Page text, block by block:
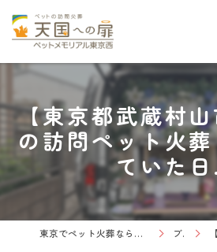
【東京都武蔵村
の訪問ペット火
ていた
東京でペット火葬なら天国への扉 ペットメモリアル東京西 ブログ